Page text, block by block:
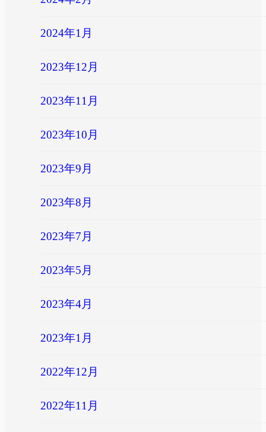
2024年1月
2023年12月
2023年11月
2023年10月
2023年9月
2023年8月
2023年7月
2023年5月
2023年4月
2023年1月
2022年12月
2022年11月